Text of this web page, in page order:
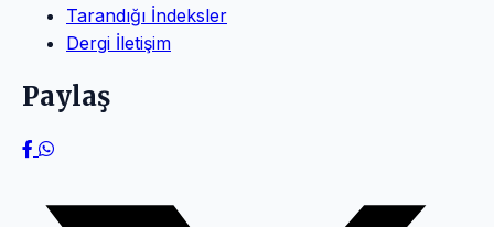
Tarandığı İndeksler
Dergi İletişim
Paylaş